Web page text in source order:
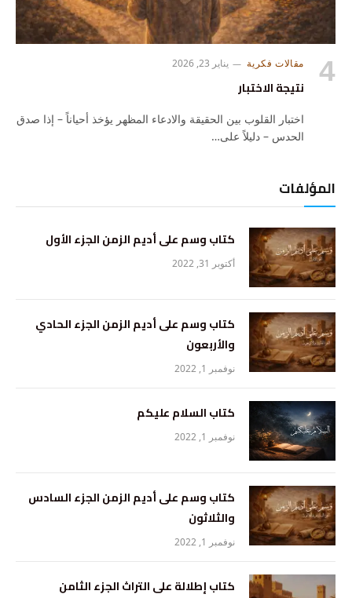
مقالات فكرية يناير 23, 2026
نتيجة الاختبار
اختبار القلوب بين الحقيقة والادعاء المظهر يؤخذ أحياناً – إذا صدق
الحدس – دليلاً على…
المؤلفات
كتاب وسم على أديم الزمن الجزء الأول
أكتوبر 31, 2022
كتاب وسم على أديم الزمن الجزء الحادي
والأربعون
نوفمبر 1, 2022
كتاب السلام عليكم
نوفمبر 1, 2022
كتاب وسم على أديم الزمن الجزء السادس
والثلاثون
نوفمبر 1, 2022
كتاب إطلالة على التراث الجزء الثامن